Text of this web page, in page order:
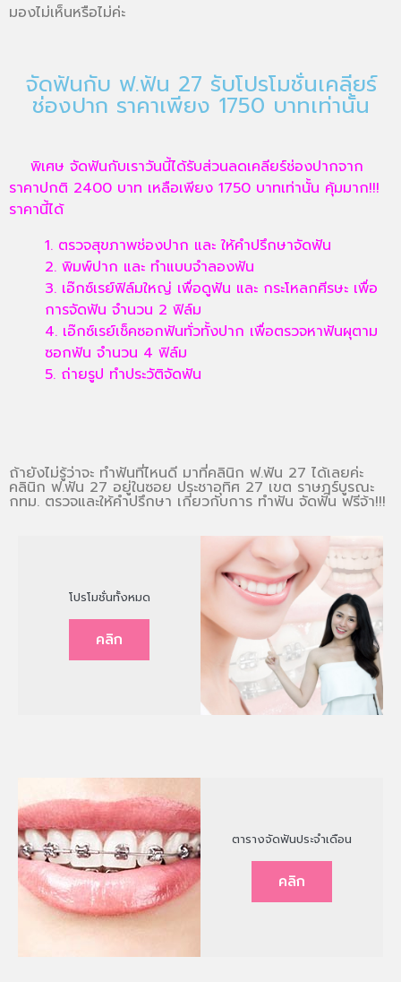
จัดฟันกับ ฟ.ฟัน 27 รับโปรโมชั่นเคลียร์
ช่องปาก ราคาเพียง 1750 บาทเท่านั้น
พิเศษ จัดฟันกับเราวันนี้ได้รับส่วนลดเคลียร์ช่องปากจาก
ราคาปกติ 2400 บาท เหลือเพียง 1750 บาทเท่านั้น คุ้มมาก!!!
ราคานี้ได้
1. ตรวจสุขภาพช่องปาก และ ให้คำปรึกษาจัดฟัน
2. พิมพ์ปาก และ ทำแบบจำลองฟัน
3. เอ๊กซ์เรย์ฟิล์มใหญ่ เพื่อดูฟัน และ กระโหลกศีรษะ เพื่อ
การจัดฟัน จำนวน 2 ฟิล์ม
4. เอ๊กซ์เรย์เช็คซอกฟันทั่วทั้งปาก เพื่อตรวจหาฟันผุตาม
ซอกฟัน จำนวน 4 ฟิล์ม
5. ถ่ายรูป ทำประวัติจัดฟัน
ถ้ายังไม่รู้ว่าจะ ทำฟันที่ไหนดี มาที่คลินิก ฟ.ฟัน 27 ได้เลยค่ะ
คลินิก ฟ.ฟัน 27 อยู่ในซอย ประชาอุทิศ 27 เขต ราษฎร์บูรณะ
กทม. ตรวจและให้คำปรึกษา เกี่ยวกับการ ทำฟัน จัดฟัน ฟรีจ้า!!!
โปรโมชั่นทั้งหมด
คลิก
ตารางจัดฟันประจำเดือน
คลิก